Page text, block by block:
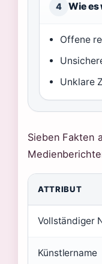
4 Wie
Offene
Unklare
Sieben Fakten
ATTRIBUT
Vollständiger
Künstlername